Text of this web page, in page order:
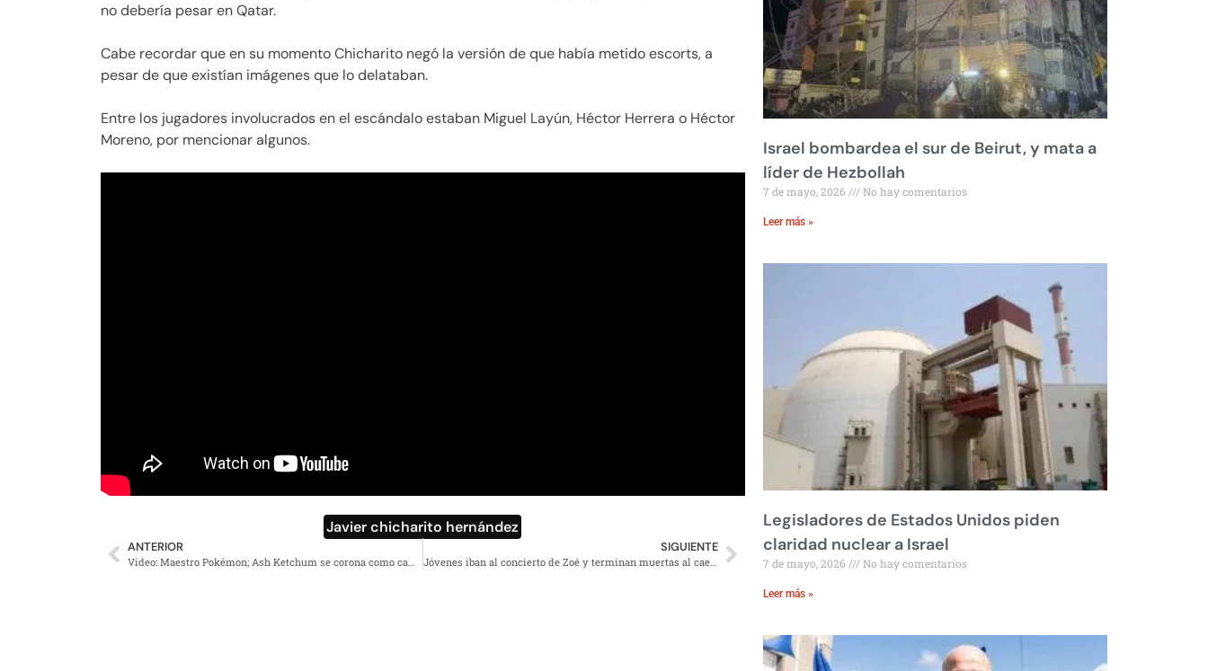
no debería pesar en Qatar.
Cabe recordar que en su momento Chicharito negó la versión de que había metido escorts, a
pesar de que existían imágenes que lo delataban.
Entre los jugadores involucrados en el escándalo estaban Miguel Layún, Héctor Herrera o Héctor
Moreno, por mencionar algunos.
Javier chicharito hernández
ANTERIOR
Video: Maestro Pokémon; Ash Ketchum se corona como campeón del mundo 25 años después
SIGUIENTE
Jóvenes iban al concierto de Zoé y terminan muertas al caer a una coladera
Israel bombardea el sur de Beirut, y mata a
líder de Hezbollah
7 de mayo, 2026 No hay comentarios
Leer más »
Legisladores de Estados Unidos piden
claridad nuclear a Israel
7 de mayo, 2026 No hay comentarios
Leer más »